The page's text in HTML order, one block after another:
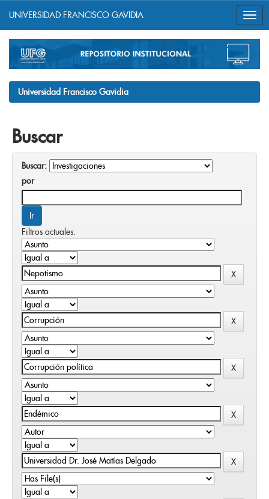
navigation
UNIVERSIDAD FRANCISCO GAVIDIA
Universidad Francisco Gavidia
Buscar
Buscar:
por
Filtros actuales: